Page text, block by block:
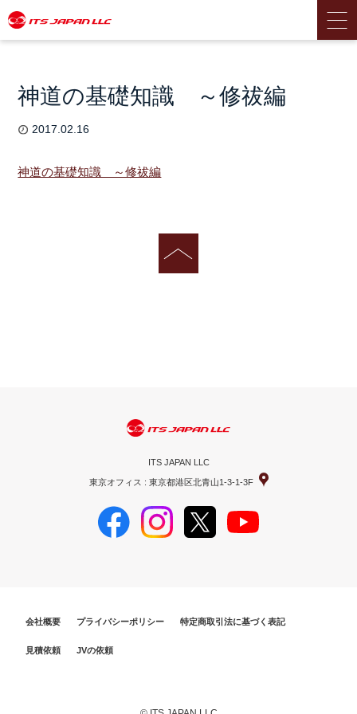
神道の基礎知識 ～修祓編
2017.02.16
神道の基礎知識 ～修祓編
ITS JAPAN LLC
東京オフィス : 東京都港区北青山1-3-1-3F
会社概要 プライバシーポリシー 特定商取引法に基づく表記
見積依頼 JVの依頼